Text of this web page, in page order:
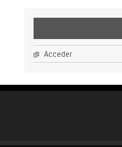
Acceder